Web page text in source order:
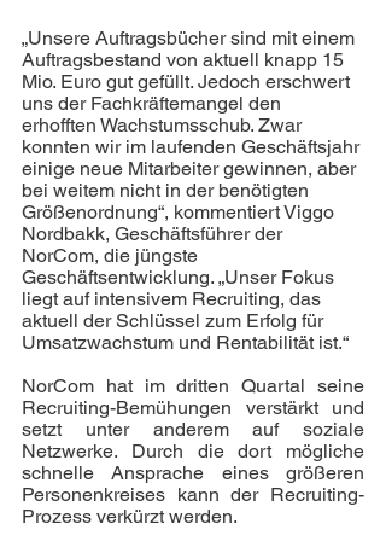
„Unsere Auftragsbücher sind mit einem
Auftragsbestand von aktuell knapp 15
Mio. Euro gut gefüllt. Jedoch erschwert
uns der Fachkräftemangel den
erhofften Wachstumsschub. Zwar
konnten wir im laufenden Geschäftsjahr
einige neue Mitarbeiter gewinnen, aber
bei weitem nicht in der benötigten
Größenordnung“, kommentiert Viggo
Nordbakk, Geschäftsführer der
NorCom, die jüngste
Geschäftsentwicklung. „Unser Fokus
liegt auf intensivem Recruiting, das
aktuell der Schlüssel zum Erfolg für
Umsatzwachstum und Rentabilität ist.“
NorCom hat im dritten Quartal seine
Recruiting-Bemühungen verstärkt und
setzt unter anderem auf soziale
Netzwerke. Durch die dort mögliche
schnelle Ansprache eines größeren
Personenkreises kann der Recruiting-
Prozess verkürzt werden.